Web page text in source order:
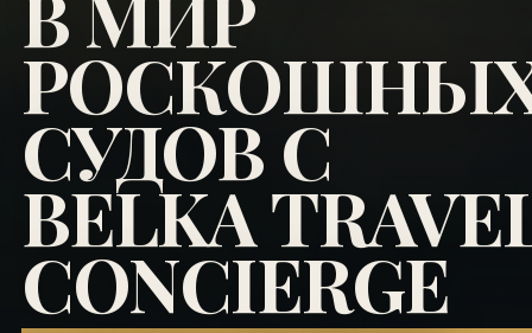
СУДОВ С
BELKA
CONCIERGE